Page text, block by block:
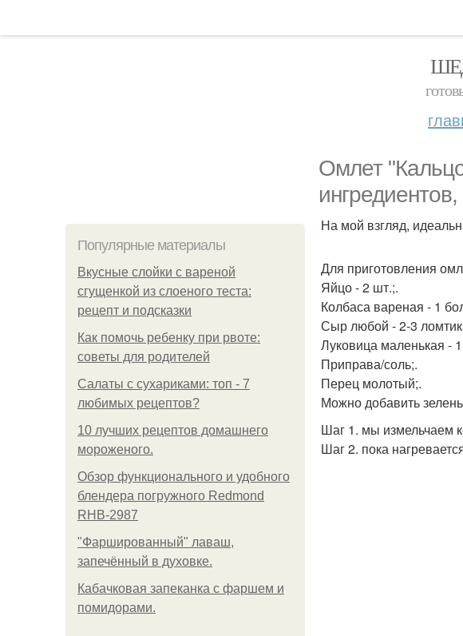
Омлет
Популярные материалы
Вкусные слойки с вареной
сгущенкой из слоеного теста:
рецепт и подсказки
Как помочь ребенку при рвоте:
советы для родителей
Салаты с сухариками: топ - 7
любимых рецептов?
10 лучших рецептов домашнего
мороженого.
Обзор функционального и удобного
блендера погружного Redmond
RHB-2987
"Фаршированный" лаваш,
запечённый в духовке.
Кабачковая запеканка с фаршем и
помидорами.
На мой взгляд,
Для приготовления
Яйцо - 2 шт.;.
Колбаса вареная - 1
Сыр любой - 2-3
Луковица маленькая -
Приправа/соль;.
Перец молотый;.
Можно добавить
Шаг 1. мы измельчаем
Шаг 2. пока